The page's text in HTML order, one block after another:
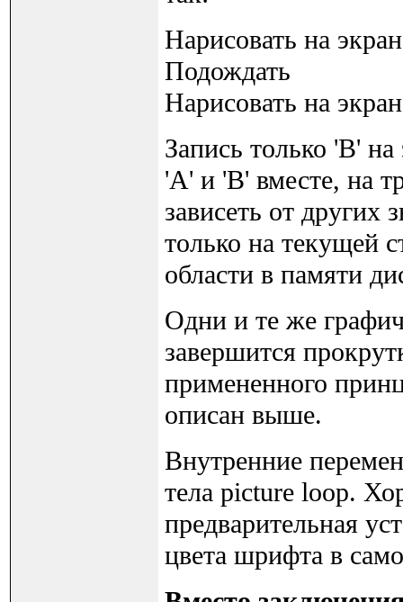
Нарисовать на
Подождать
Нарисовать на
Запись только 'B' на
'A' и 'B' вместе, на
зависеть от других
только на текущей
области в памяти
Одни и те же
завершится
примененного
описан выше.
Внутренние
тела picture loop.
предварительная
цвета шрифта в